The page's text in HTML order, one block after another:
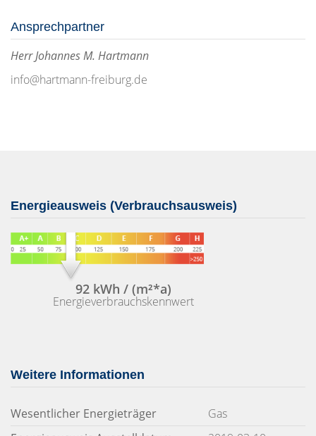
Ansprechpartner
Herr Johannes M. Hartmann
info@hartmann-freiburg.de
Energieausweis (Verbrauchsausweis)
92 kWh / (m²*a)
Energieverbrauchskennwert
Weitere Informationen
Wesentlicher Energieträger
Gas